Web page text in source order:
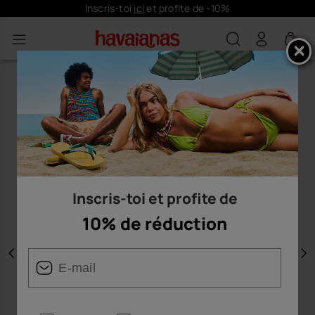
Inscris-toi ici et profite de -10%
0
Précédent
Inscris-toi et profite de
10% de réduction